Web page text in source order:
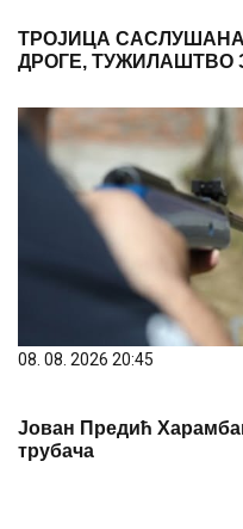
ТРОЈИЦА САСЛУШАНА
ДРОГЕ, ТУЖИЛАШТВО
08. 08. 2026 20:45
Јован Предић
трубача